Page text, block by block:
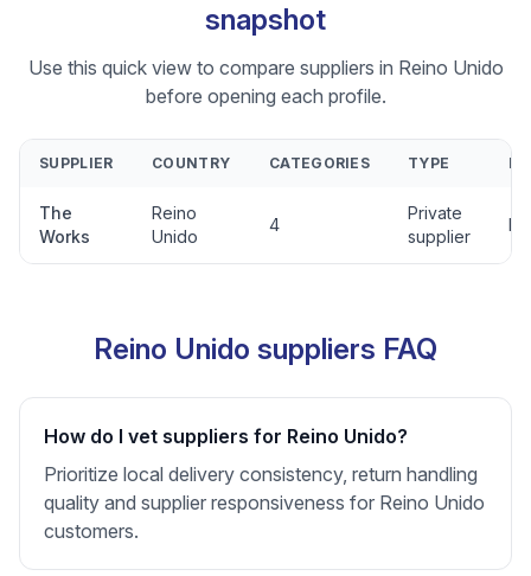
snapshot
Use this quick view to compare suppliers in Reino Unido
before opening each profile.
SUPPLIER COUNTRY CATEGORIES TYPE
The
Works
Reino
Unido
4
Private
supplier
No
Reino Unido suppliers FAQ
How do I vet suppliers for Reino Unido?
Prioritize local delivery consistency, return handling
quality and supplier responsiveness for Reino Unido
customers.